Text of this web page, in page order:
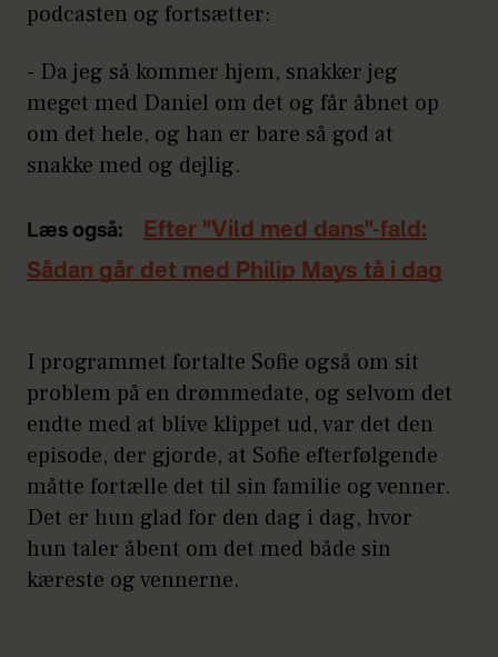
podcasten og fortsætter:
- Da jeg så kommer hjem, snakker jeg
meget med Daniel om det og får åbnet op
om det hele, og han er bare så god at
snakke med og dejlig.
Læs også:
Efter "Vild med dans"-fald:
Sådan går det med Philip Mays tå i dag
I programmet fortalte Sofie også om sit
problem på en drømmedate, og selvom det
endte med at blive klippet ud, var det den
episode, der gjorde, at Sofie efterfølgende
måtte fortælle det til sin familie og venner.
Det er hun glad for den dag i dag, hvor
hun taler åbent om det med både sin
kæreste og vennerne.